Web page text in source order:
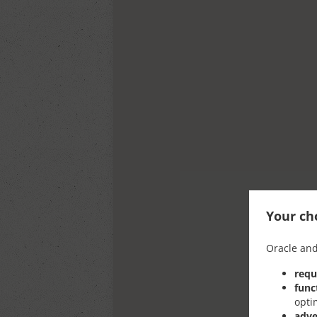
Your
Oracle